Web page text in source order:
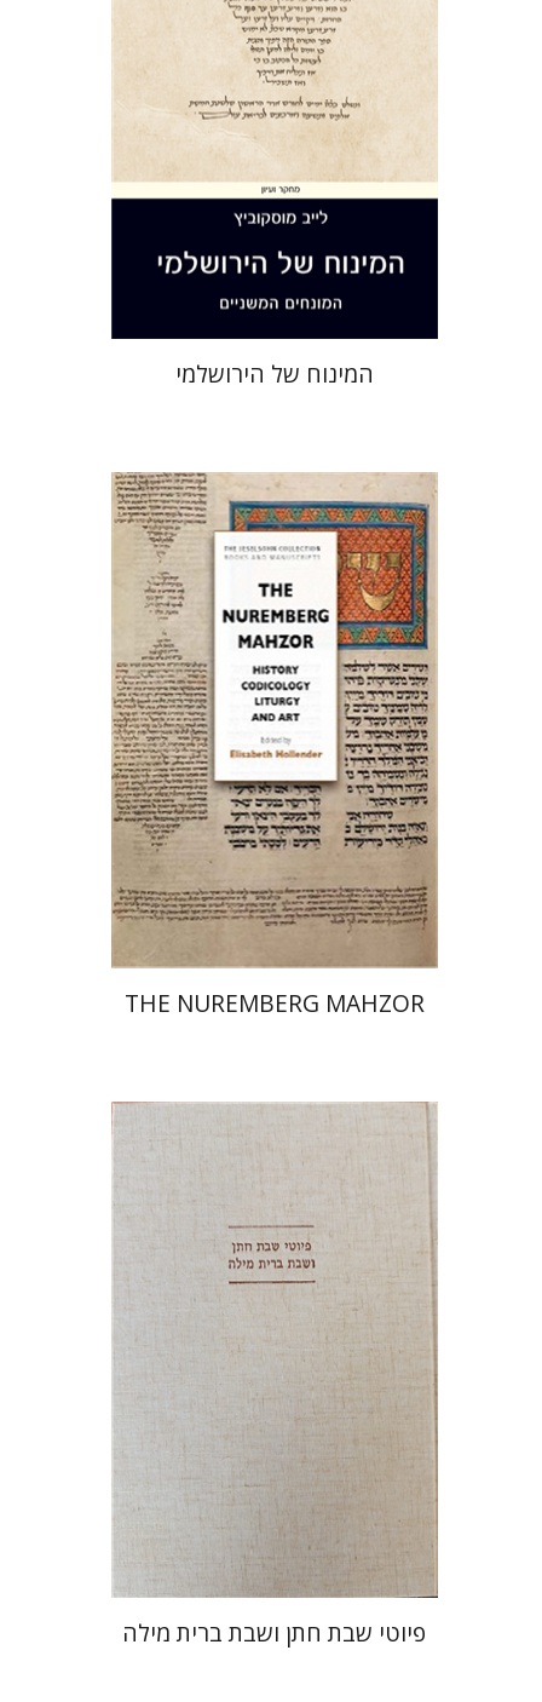
הנחת אתר ספר מודפס
$49
$44
המינוח של הירושלמי
אליזבט הולנדר
הנחת אתר ספר מודפס
$161
$145
THE NUREMBERG MAHZOR
הנחת אתר ספר מודפס
פיוטי שבת חתן ושבת ברית מילה